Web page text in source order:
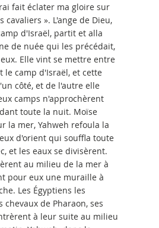
fait éclater ma gloire sur
cavaliers ». L'ange de Dieu,
d'Israël, partit et alla
de nuée qui les précédait,
Elle vint se mettre entre
le camp d'Israël, et cette
côté, et de l'autre elle
camps n'approchèrent
toute la nuit. Moïse
la mer, Yahweh refoula la
d'orient qui souffla toute
et les eaux se divisèrent.
au milieu de la mer à
pour eux une muraille à
Les Égyptiens les
de Pharaon, ses
à leur suite au milieu